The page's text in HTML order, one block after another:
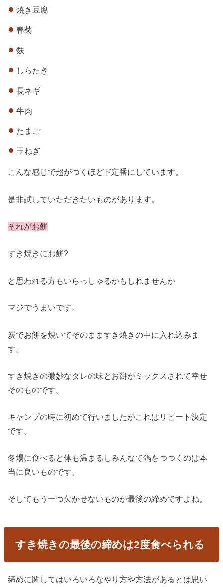
焼き豆腐
春菊
麩
しらたき
長ネギ
牛肉
たまご
玉ねぎ
こんな感じで超がつくほどド定番にしています。
是非試していただきたいものがあります。
それがお餅
すき焼きにお餅?
と思われる方もいらっしゃるかもしれませんが
マジでうまいです。
炭でお餅を焼いてそのまますき焼きの中に入れ込みま
す。
すき焼きの微妙なタレの味とお餅がミックスされて幸せ
そのものです。
キャンプの時に初めて行いましたがこれはリピート決定
です。
冬場に食べると体も温まるしみんなで鍋をつつくのは本
当に良いものです。
そしてもう一つ欠かせないものが最後の締めですよね。
すき焼きの最後の締めは2度食べられる
締めに関してはいろいろなやり方や方法があるとは思い